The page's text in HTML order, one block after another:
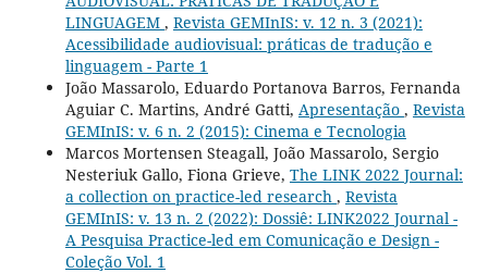
LINGUAGEM , Revista GEMInIS: v. 12 n. 3 (2021):
Acessibilidade audiovisual: práticas de tradução e
linguagem - Parte 1
João Massarolo, Eduardo Portanova Barros, Fernanda
Aguiar C. Martins, André Gatti, Apresentação , Revista
GEMInIS: v. 6 n. 2 (2015): Cinema e Tecnologia
Marcos Mortensen Steagall, João Massarolo, Sergio
Nesteriuk Gallo, Fiona Grieve, The LINK 2022 Journal:
a collection on practice-led research , Revista
GEMInIS: v. 13 n. 2 (2022): Dossiê: LINK2022 Journal -
A Pesquisa Practice-led em Comunicação e Design -
Coleção Vol. 1